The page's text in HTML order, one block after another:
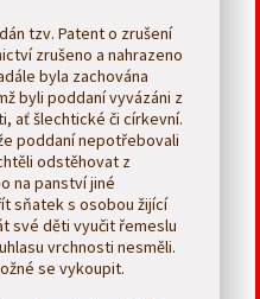
tzv. Patent o zrušení
zrušeno a nahrazeno
byla zachována
byli poddaní vyvázáni z
ať šlechtické či církevní.
poddaní nepotřebovali
odstěhovat z
na panství jiné
sňatek s osobou žijící
své děti vyučit řemeslu
vrchnosti nesměli.
se vykoupit.